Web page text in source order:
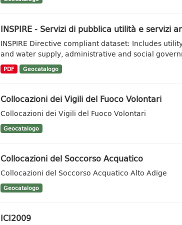
INSPIRE - Servizi di pubblica utilità e servizi
INSPIRE Directive compliant dataset: Includes
and water supply, administrative and social
PDF Geocatalogo
Collocazioni dei Vigili del Fuoco Volontari
Collocazioni dei Vigili del Fuoco Volontari
Geocatalogo
Collocazioni del Soccorso Acquatico
Collocazioni del Soccorso Acquatico Alto Adige
Geocatalogo
ICI2009